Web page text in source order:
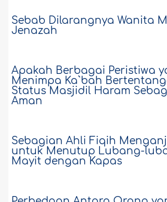
Sebab Dilarangnya Wanita
Jenazah
Apakah Berbagai Peristiwa
Menimpa Ka`bah
Status Masjidil Haram
Aman
Sebagian Ahli Fiqih
untuk Menutup Lubang-
Mayit dengan Kapas